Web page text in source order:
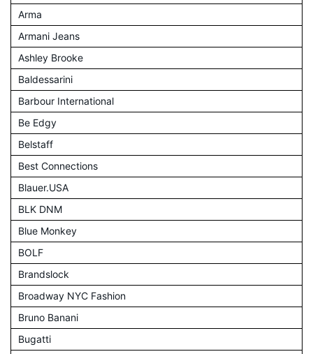
Arma
Armani Jeans
Ashley Brooke
Baldessarini
Barbour International
Be Edgy
Belstaff
Best Connections
Blauer.USA
BLK DNM
Blue Monkey
BOLF
Brandslock
Broadway NYC Fashion
Bruno Banani
Bugatti